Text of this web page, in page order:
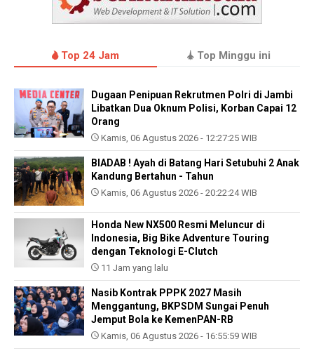
Top 24 Jam Top Minggu ini
Dugaan Penipuan Rekrutmen Polri di Jambi
Libatkan Dua Oknum Polisi, Korban Capai 12
Orang
Kamis, 06 Agustus 2026 - 12:27:25 WIB
BIADAB ! Ayah di Batang Hari Setubuhi 2 Anak
Kandung Bertahun - Tahun
Kamis, 06 Agustus 2026 - 20:22:24 WIB
Honda New NX500 Resmi Meluncur di
Indonesia, Big Bike Adventure Touring
dengan Teknologi E-Clutch
11 Jam yang lalu
Nasib Kontrak PPPK 2027 Masih
Menggantung, BKPSDM Sungai Penuh
Jemput Bola ke KemenPAN-RB
Kamis, 06 Agustus 2026 - 16:55:59 WIB